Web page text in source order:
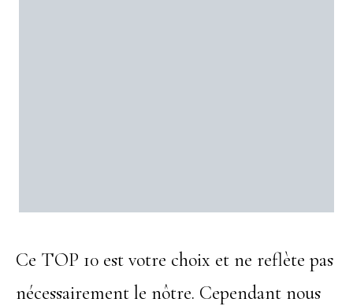
Ce TOP 10 est votre choix et ne reflète pas
nécessairement le nôtre. Cependant nous